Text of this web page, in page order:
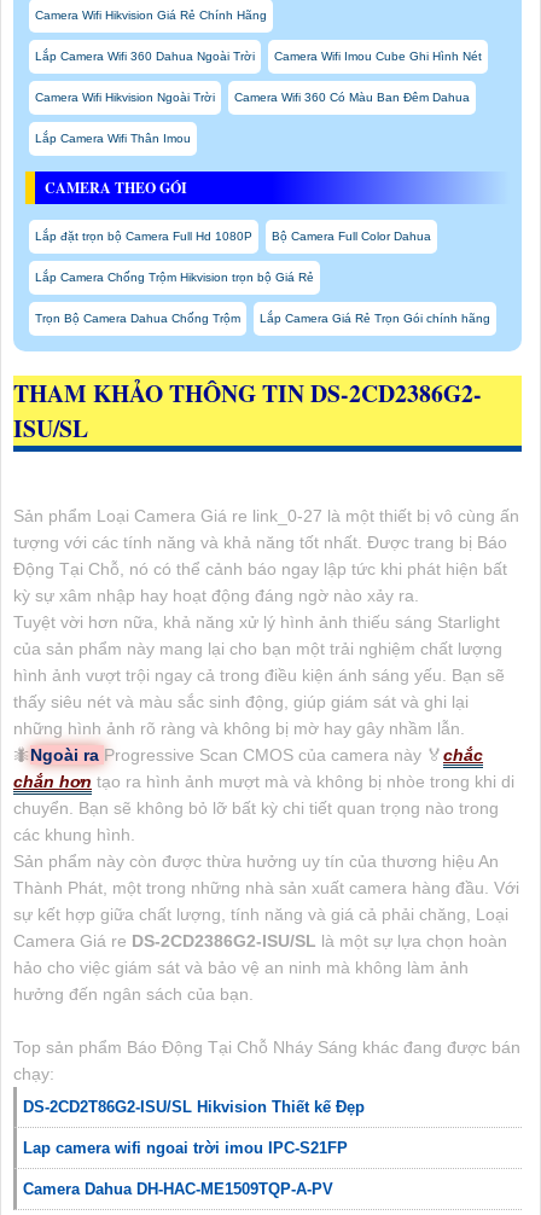
Camera Wifi Hikvision Giá Rẻ Chính Hãng
Lắp Camera Wifi 360 Dahua Ngoài Trời Camera Wifi Imou Cube Ghi Hình Nét
Camera Wifi Hikvision Ngoài Trời Camera Wifi 360 Có Màu Ban Đêm Dahua
Lắp Camera Wifi Thân Imou
CAMERA THEO GÓI
Lắp đặt trọn bộ Camera Full Hd 1080P Bộ Camera Full Color Dahua
Lắp Camera Chống Trộm Hikvision trọn bộ Giá Rẻ
Trọn Bộ Camera Dahua Chống Trộm Lắp Camera Giá Rẻ Trọn Gói chính hãng
THAM KHẢO THÔNG TINDS-2CD2386G2-
ISU/SL
Sản phẩm Loại Camera Giá re link_0-27 là một thiết bị vô cùng ấn
tượng với các tính năng và khả năng tốt nhất. Được trang bị Báo
Động Tại Chỗ, nó có thể cảnh báo ngay lập tức khi phát hiện bất
kỳ sự xâm nhập hay hoạt động đáng ngờ nào xảy ra.
Tuyệt vời hơn nữa, khả năng xử lý hình ảnh thiếu sáng Starlight
của sản phẩm này mang lại cho bạn một trải nghiệm chất lượng
hình ảnh vượt trội ngay cả trong điều kiện ánh sáng yếu. Bạn sẽ
thấy siêu nét và màu sắc sinh động, giúp giám sát và ghi lại
những hình ảnh rõ ràng và không bị mờ hay gây nhầm lẫn.
🐜Ngoài ra Progressive Scan CMOS của camera này ️🏅️chắc
chắn hơn tạo ra hình ảnh mượt mà và không bị nhòe trong khi di
chuyển. Bạn sẽ không bỏ lỡ bất kỳ chi tiết quan trọng nào trong
các khung hình.
Sản phẩm này còn được thừa hưởng uy tín của thương hiệu An
Thành Phát, một trong những nhà sản xuất camera hàng đầu. Với
sự kết hợp giữa chất lượng, tính năng và giá cả phải chăng, Loại
Camera Giá re DS-2CD2386G2-ISU/SL là một sự lựa chọn hoàn
hảo cho việc giám sát và bảo vệ an ninh mà không làm ảnh
hưởng đến ngân sách của bạn.
Top sản phẩm Báo Động Tại Chỗ Nháy Sáng khác đang được bán
chạy:
DS-2CD2T86G2-ISU/SL Hikvision Thiết kế Đẹp
Lap camera wifi ngoai trời imou IPC-S21FP
Camera Dahua DH-HAC-ME1509TQP-A-PV